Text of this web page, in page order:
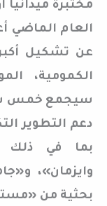
مختبرة ميدانيًا
العام الماضي
عن تشكيل أكبر
الكمومية،
سيجمع خمس
دعم التطوير
بما في ذلك
وايزمان»،
بحثية من